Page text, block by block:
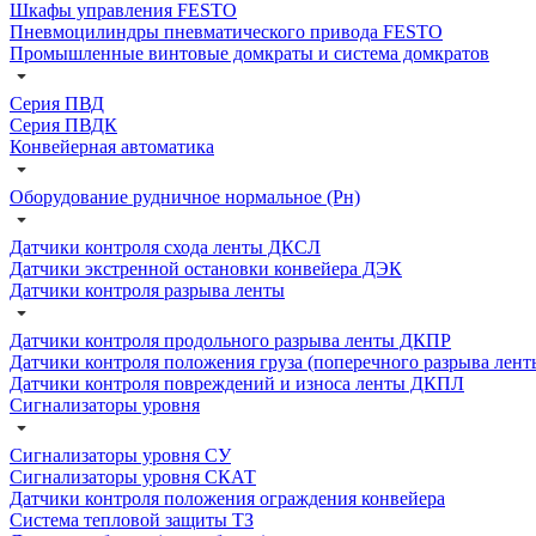
Шкафы управления FESTO
Пневмоцилиндры пневматического привода FESTO
Промышленные винтовые домкраты и система домкратов
Серия ПВД
Серия ПВДК
Конвейерная автоматика
Оборудование рудничное нормальное (Рн)
Датчики контроля схода ленты ДКСЛ
Датчики экстренной остановки конвейера ДЭК
Датчики контроля разрыва ленты
Датчики контроля продольного разрыва ленты ДКПР
Датчики контроля положения груза (поперечного разрыва
Датчики контроля повреждений и износа ленты ДКПЛ
Сигнализаторы уровня
Сигнализаторы уровня СУ
Сигнализаторы уровня СКАТ
Датчики контроля положения ограждения конвейера
Система тепловой защиты ТЗ